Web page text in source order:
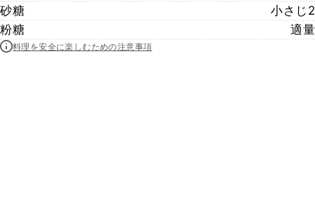
砂糖
小さじ2
粉糖
適量
料理を安全に楽しむための注意事項